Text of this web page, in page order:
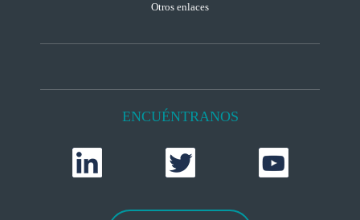
Otros enlaces
ENCUÉNTRANOS